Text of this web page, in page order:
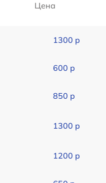
Цена
1300 р
600 р
850 р
1300 р
1200 р